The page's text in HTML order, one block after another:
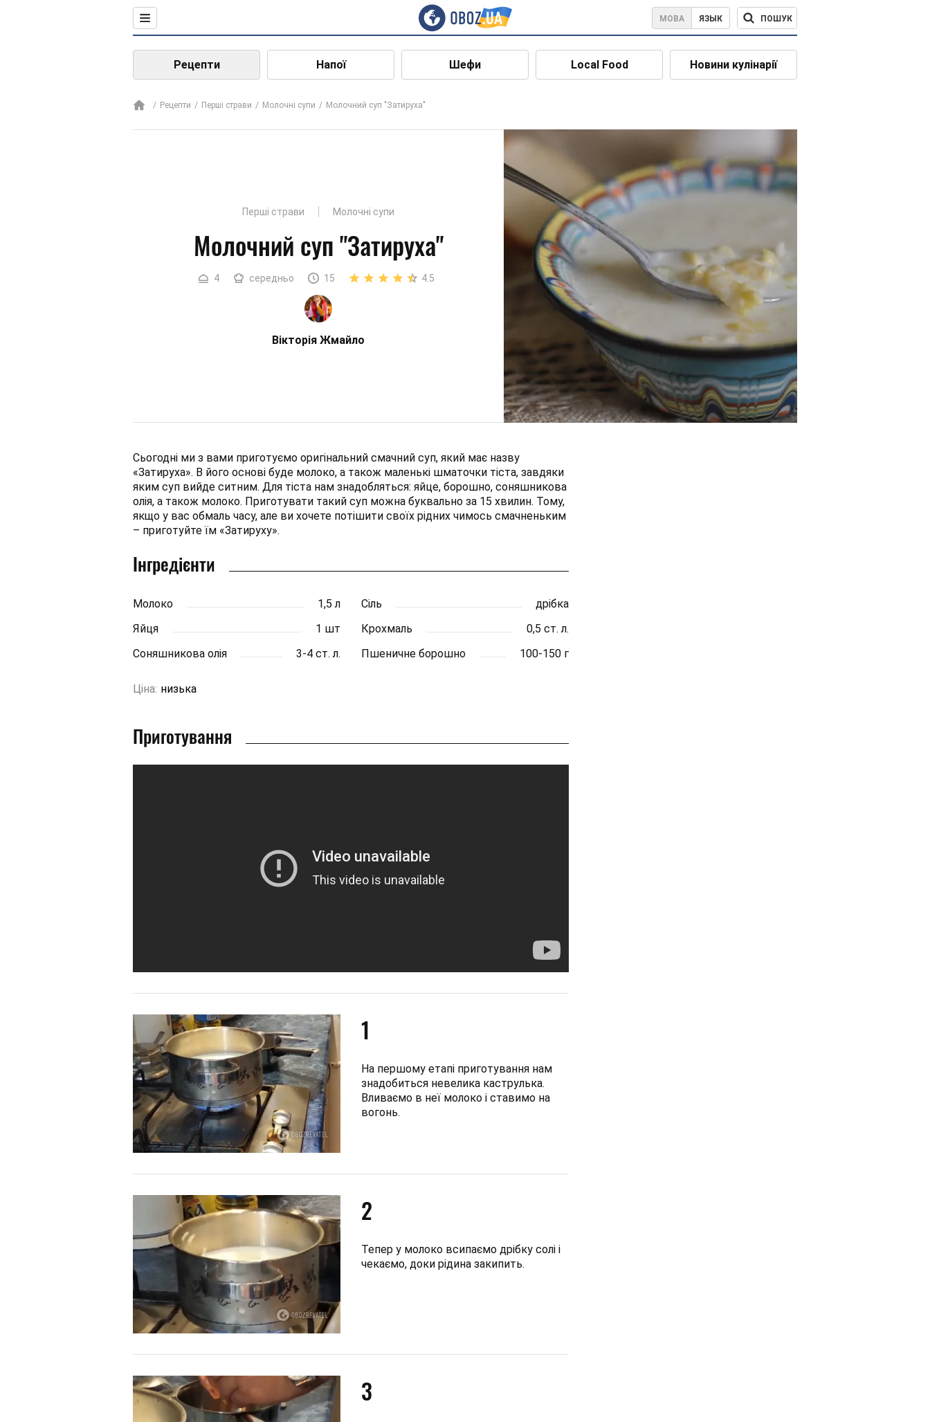
МОВА ЯЗЫК ПОШУК
Рецепти Напої Шефи Local Food Новини кулінарії
Рецепти Перші страви Молочні супи Молочний суп "Затируха"
Перші страви Молочні супи
Молочний суп "Затируха"
4 середньо 15 4.5
Вікторія Жмайло
Сьогодні ми з вами приготуємо оригінальний смачний суп, який має назву
«Затируха». В його основі буде молоко, а також маленькі шматочки тіста, завдяки
яким суп вийде ситним. Для тіста нам знадобляться: яйце, борошно, соняшникова
олія, а також молоко. Приготувати такий суп можна буквально за 15 хвилин. Тому,
якщо у вас обмаль часу, але ви хочете потішити своїх рідних чимось смачненьким
– приготуйте їм «Затируху».
Інгредієнти
Молоко 1,5 л Сіль
дрібка
Яйця
1 шт Крохмаль
0,5 ст. л.
Соняшникова олія
3-4 ст. л. Пшеничне борошно 100-150 г
Ціна: низька
Приготування
1
На першому етапі приготування нам
знадобиться невелика каструлька.
Вливаємо в неї молоко і ставимо на
вогонь.
2
Тепер у молоко всипаємо дрібку солі і
чекаємо, доки рідина закипить.
3